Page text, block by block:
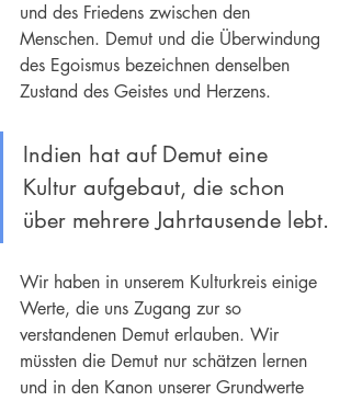
und des Friedens zwischen den
Menschen. Demut und die Überwindung
des Egoismus bezeichnen denselben
Zustand des Geistes und Herzens.
Indien hat auf Demut eine
Kultur aufgebaut, die schon
über mehrere Jahrtausende lebt.
Wir haben in unserem Kulturkreis einige
Werte, die uns Zugang zur so
verstandenen Demut erlauben. Wir
müssten die Demut nur schätzen lernen
und in den Kanon unserer Grundwerte